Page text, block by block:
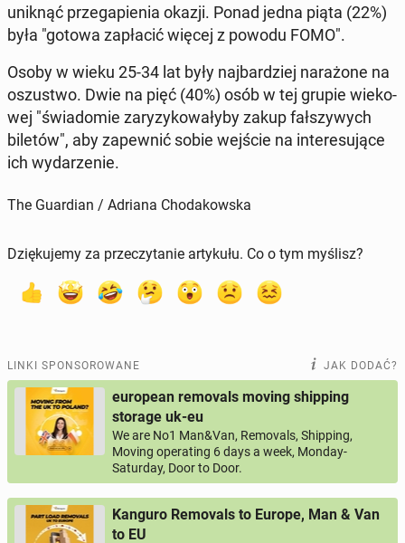
uniknąć prze­ga­pie­nia okazji. Ponad jedna piąta (22%)
była "gotowa za­pła­cić więcej z powodu FOMO".
Osoby w wieku 25-34 lat były naj­bar­dziej na­ra­żo­ne na
oszu­stwo. Dwie na pięć (40%) osób w tej grupie wie­ko­
wej "świa­do­mie za­ry­zy­ko­wa­ły­by zakup fał­szy­wych
biletów", aby za­pew­nić sobie wejście na in­te­re­su­ją­ce
ich wy­da­rze­nie.
The Guardian / Adriana Chodakowska
Dziękujemy za przeczytanie artykułu. Co o tym myślisz?
LINKI SPONSOROWANE JAK DODAĆ?
european removals moving shipping
storage uk-eu
We are No1 Man&Van, Removals, Shipping,
Moving operating 6 days a week, Monday-
Saturday, Door to Door.
Kanguro Removals to Europe, Man & Van
to EU